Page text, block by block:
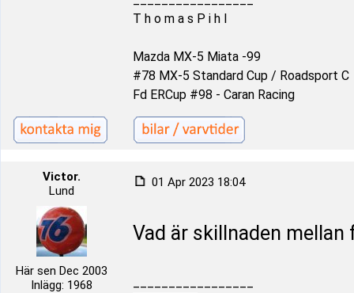
T h o m a s P i h l
Mazda MX-5 Miata -99
#78 MX-5 Standard Cup / Roadsport C
Fd ERCup #98 - Caran Racing
Victor.
Lund
Här sen Dec 2003
Inlägg: 1968
01 Apr 2023 18:04
Vad är skillnaden mellan